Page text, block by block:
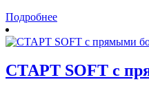
Подробнее
СТАРТ SOFT с